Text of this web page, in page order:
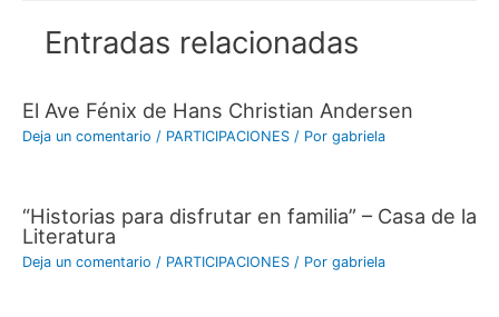
Entradas relacionadas
El Ave Fénix de Hans Christian Andersen
Deja un comentario / PARTICIPACIONES / Por gabriela
“Historias para disfrutar en familia” – Casa de la
Literatura
Deja un comentario / PARTICIPACIONES / Por gabriela